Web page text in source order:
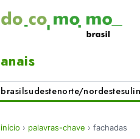
anais
brasilsudestenorte/nordestesul
início › palavras-chave › fachadas